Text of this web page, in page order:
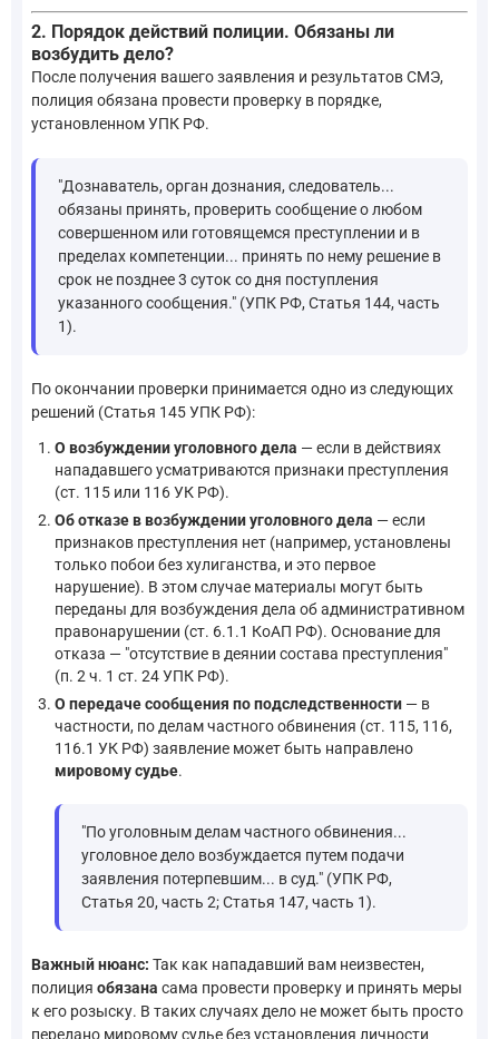
2. Порядок действий полиции. Обязаны ли
возбудить дело?
После получения вашего заявления и результатов СМЭ,
полиция обязана провести проверку в порядке,
установленном УПК РФ.
"Дознаватель, орган дознания, следователь...
обязаны принять, проверить сообщение о любом
совершенном или готовящемся преступлении и в
пределах компетенции... принять по нему решение в
срок не позднее 3 суток со дня поступления
указанного сообщения." (УПК РФ, Статья 144, часть
1).
По окончании проверки принимается одно из следующих
решений (Статья 145 УПК РФ):
О возбуждении уголовного дела — если в действиях
нападавшего усматриваются признаки преступления
(ст. 115 или 116 УК РФ).
Об отказе в возбуждении уголовного дела — если
признаков преступления нет (например, установлены
только побои без хулиганства, и это первое
нарушение). В этом случае материалы могут быть
переданы для возбуждения дела об административном
правонарушении (ст. 6.1.1 КоАП РФ). Основание для
отказа — "отсутствие в деянии состава преступления"
(п. 2 ч. 1 ст. 24 УПК РФ).
О передаче сообщения по подследственности — в
частности, по делам частного обвинения (ст. 115, 116,
116.1 УК РФ) заявление может быть направлено
мировому судье.
"По уголовным делам частного обвинения...
уголовное дело возбуждается путем подачи
заявления потерпевшим... в суд." (УПК РФ,
Статья 20, часть 2; Статья 147, часть 1).
Важный нюанс: Так как нападавший вам неизвестен,
полиция обязана сама провести проверку и принять меры
к его розыску. В таких случаях дело не может быть просто
передано мировому судье без установления личности